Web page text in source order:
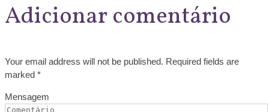
Adicionar comentário
Your email address will not be published. Required fields are
marked *
Mensagem